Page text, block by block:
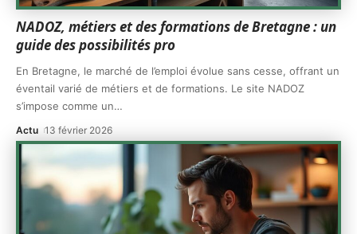
NADOZ, métiers et des formations de Bretagne : un
guide des possibilités pro
En Bretagne, le marché de l’emploi évolue sans cesse, offrant un
éventail varié de métiers et de formations. Le site NADOZ
s’impose comme un…
Actu 13 février 2026